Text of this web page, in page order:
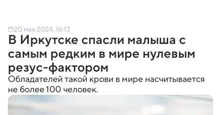
20 мая 2024, 16:13
В Иркутске спасли малыша с
самым редким в мире нулевым
резус-фактором
Обладателей такой крови в мире насчитывается
не более 100 человек.